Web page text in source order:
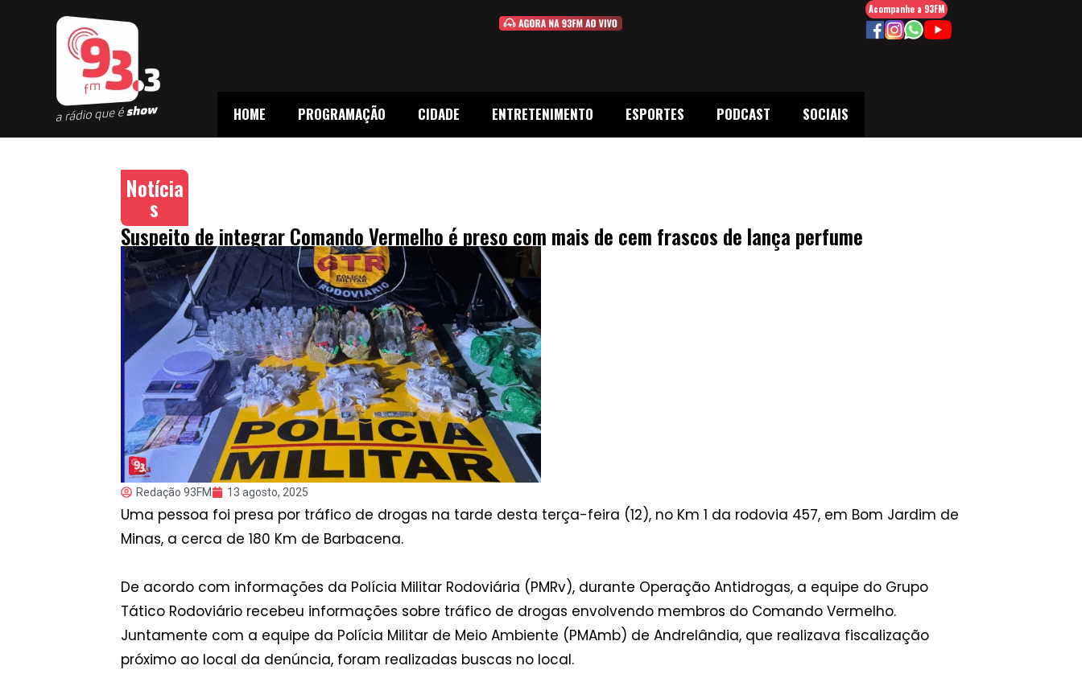
HOME PROGRAMAÇÃO CIDADE ENTRETENIMENTO ESPORTES PODCAST SOCIAIS
Acompanhe a 93FM
Notícia
s
Suspeito de integrar Comando Vermelho é preso com mais de cem frascos de lança perfume
Redação 93FM 13 agosto, 2025
Uma pessoa foi presa por tráfico de drogas na tarde desta terça-feira (12), no Km 1 da rodovia 457, em Bom Jardim de
Minas, a cerca de 180 Km de Barbacena.
De acordo com informações da Polícia Militar Rodoviária (PMRv), durante Operação Antidrogas, a equipe do Grupo
Tático Rodoviário recebeu informações sobre tráfico de drogas envolvendo membros do Comando Vermelho.
Juntamente com a equipe da Polícia Militar de Meio Ambiente (PMAmb) de Andrelândia, que realizava fiscalização
próximo ao local da denúncia, foram realizadas buscas no local.